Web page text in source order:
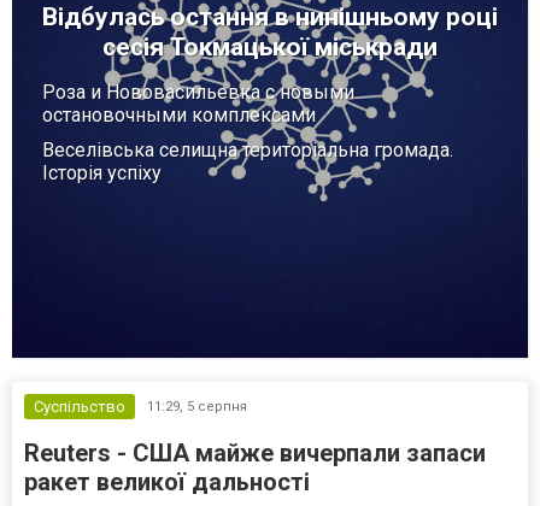
Відбулась остання в нинішньому році
сесія Токмацької міськради
Роза и Нововасильевка с новыми
остановочными комплексами
Веселівська селищна територіальна громада.
Історія успіху
Суспільство 11:29, 5 серпня
Reuters - США майже вичерпали запаси
ракет великої дальності